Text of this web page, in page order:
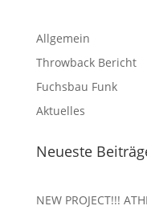
Allgemein
Throwback Bericht
Fuchsbau Funk
Aktuelles
Neueste
NEW PROJECT!!!